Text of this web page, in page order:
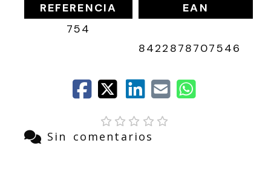
REFERENCIA
754
EAN
8422878707546
Sin comentarios